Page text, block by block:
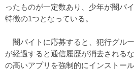
ったものが一定数あり、少年が闇バ
特徴の1つとなっている。
闇バイトに応募すると、犯行グル
が経過すると通信履歴が消去される
の高いアプリを強制的にインストー